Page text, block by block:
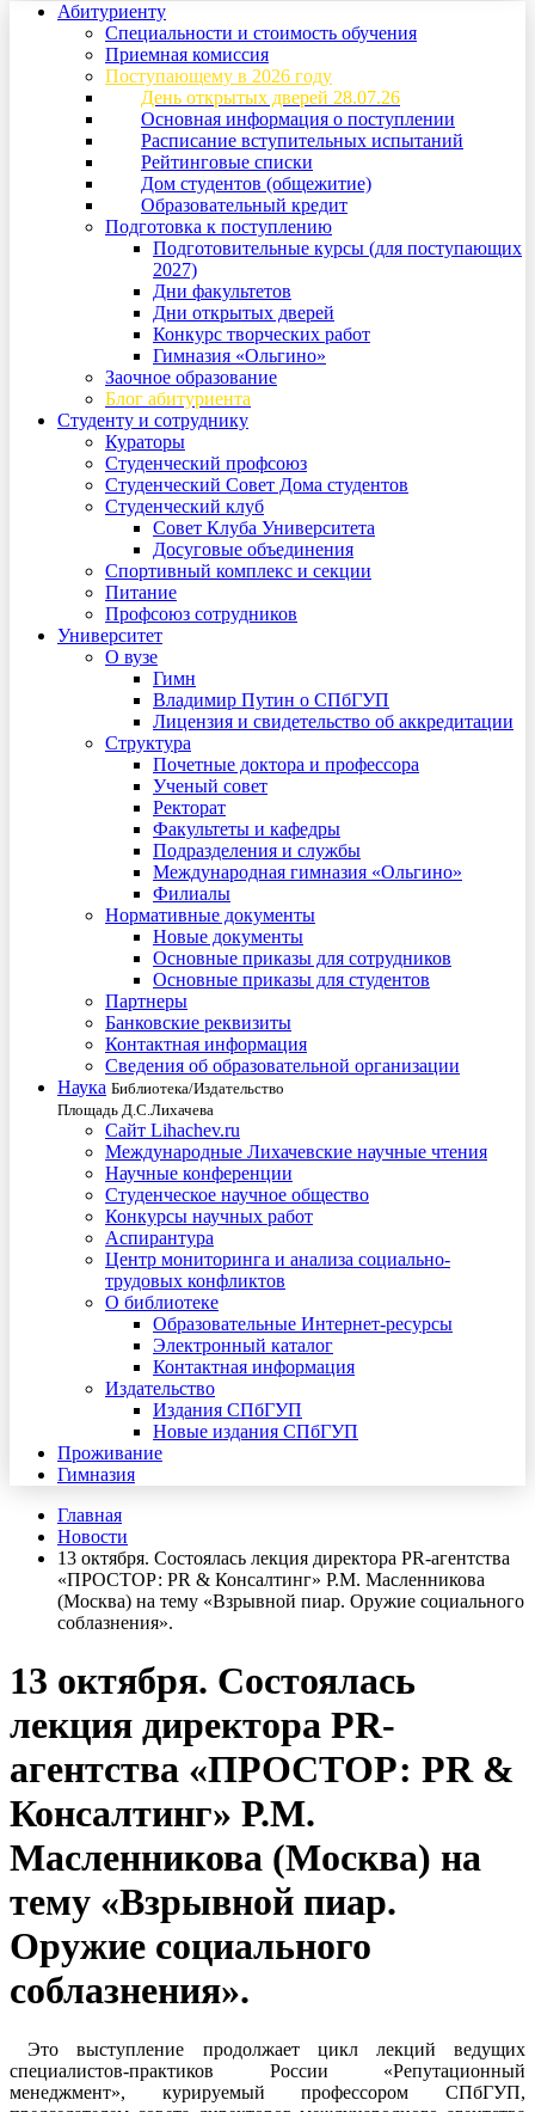
Абитуриенту
Специальности и стоимость обучения
Приемная комиссия
Поступающему в 2026 году
День открытых дверей 28.07.26
Основная информация о поступлении
Расписание вступительных испытаний
Рейтинговые списки
Дом студентов (общежитие)
Образовательный кредит
Подготовка к поступлению
Подготовительные курсы (для поступающих
2027)
Дни факультетов
Дни открытых дверей
Конкурс творческих работ
Гимназия «Ольгино»
Заочное образование
Блог абитуриента
Студенту и сотруднику
Кураторы
Студенческий профсоюз
Студенческий Совет Дома студентов
Студенческий клуб
Совет Клуба Университета
Досуговые объединения
Спортивный комплекс и секции
Питание
Профсоюз сотрудников
Университет
О вузе
Гимн
Владимир Путин о СПбГУП
Лицензия и свидетельство об аккредитации
Структура
Почетные доктора и профессора
Ученый совет
Ректорат
Факультеты и кафедры
Подразделения и службы
Международная гимназия «Ольгино»
Филиалы
Нормативные документы
Новые документы
Основные приказы для сотрудников
Основные приказы для студентов
Партнеры
Банковские реквизиты
Контактная информация
Сведения об образовательной организации
Наука Библиотека/Издательство
Площадь Д.С.Лихачева
Сайт Lihachev.ru
Международные Лихачевские научные чтения
Научные конференции
Студенческое научное общество
Конкурсы научных работ
Аспирантура
Центр мониторинга и анализа социально-
трудовых конфликтов
О библиотеке
Образовательные Интернет-ресурсы
Электронный каталог
Контактная информация
Издательство
Издания СПбГУП
Новые издания СПбГУП
Проживание
Гимназия
Главная
Новости
13 октября. Состоялась лекция директора PR-агентства
«ПРОСТОР: PR & Консалтинг» Р.М. Масленникова
(Москва) на тему «Взрывной пиар. Оружие социального
соблазнения».
13 октября. Состоялась
лекция директора PR-
агентства «ПРОСТОР: PR &
Консалтинг» Р.М.
Масленникова (Москва) на
тему «Взрывной пиар.
Оружие социального
соблазнения».
Это выступление продолжает цикл лекций ведущих
специалистов-практиков России «Репутационный
менеджмент», курируемый профессором СПбГУП,